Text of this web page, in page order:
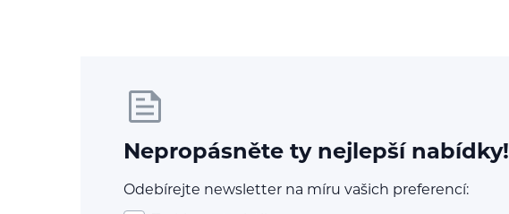
Nepropásněte ty nejlepší nabídky!
Odebírejte newsletter na míru vašich preferencí: